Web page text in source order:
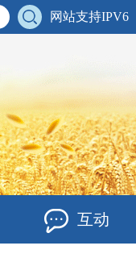
网站支持IPV6
互动